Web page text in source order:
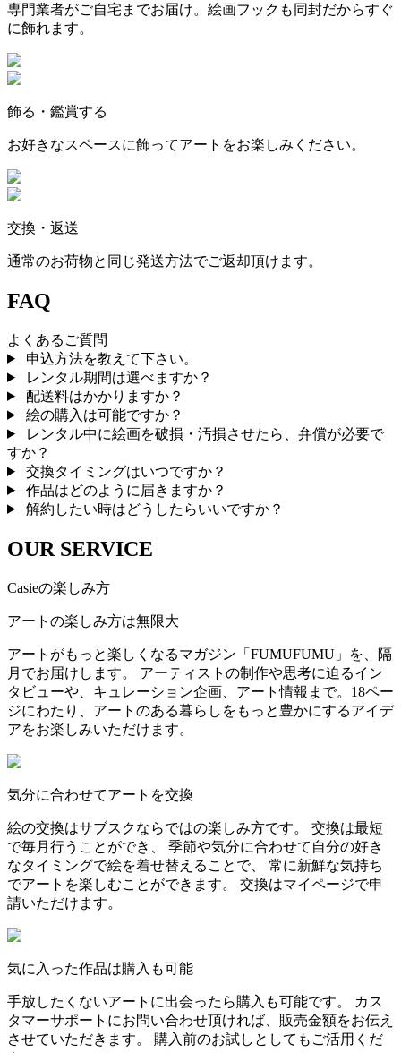
専門業者がご自宅までお届け。絵画フックも同封だからすぐ
に飾れます。
飾る・鑑賞する
お好きなスペースに飾ってアートをお楽しみください。
交換・返送
通常のお荷物と同じ発送方法でご返却頂けます。
FAQ
よくあるご質問
申込方法を教えて下さい。
レンタル期間は選べますか？
配送料はかかりますか？
絵の購入は可能ですか？
レンタル中に絵画を破損・汚損させたら、弁償が必要で
すか？
交換タイミングはいつですか？
作品はどのように届きますか？
解約したい時はどうしたらいいですか？
OUR SERVICE
Casieの楽しみ方
アートの楽しみ方は無限大
アートがもっと楽しくなるマガジン「FUMUFUMU」を、隔
月でお届けします。 アーティストの制作や思考に迫るイン
タビューや、キュレーション企画、アート情報まで。18ペー
ジにわたり、アートのある暮らしをもっと豊かにするアイデ
アをお楽しみいただけます。
気分に合わせてアートを交換
絵の交換はサブスクならではの楽しみ方です。 交換は最短
で毎月行うことができ、 季節や気分に合わせて自分の好き
なタイミングで絵を着せ替えることで、 常に新鮮な気持ち
でアートを楽しむことができます。 交換はマイページで申
請いただけます。
気に入った作品は購入も可能
手放したくないアートに出会ったら購入も可能です。 カス
タマーサポートにお問い合わせ頂ければ、販売金額をお伝え
させていただきます。 購入前のお試しとしてもご活用くだ